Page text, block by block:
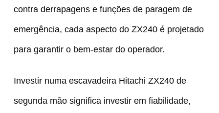
contra derrapagens e funções de paragem de
emergência, cada aspecto do ZX240 é projetado
para garantir o bem-estar do operador.
Investir numa escavadeira Hitachi ZX240 de
segunda mão significa investir em fiabilidade,